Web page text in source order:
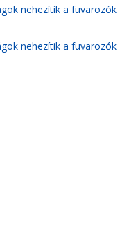
nehezítik a fuvarozók
nehezítik a fuvarozók